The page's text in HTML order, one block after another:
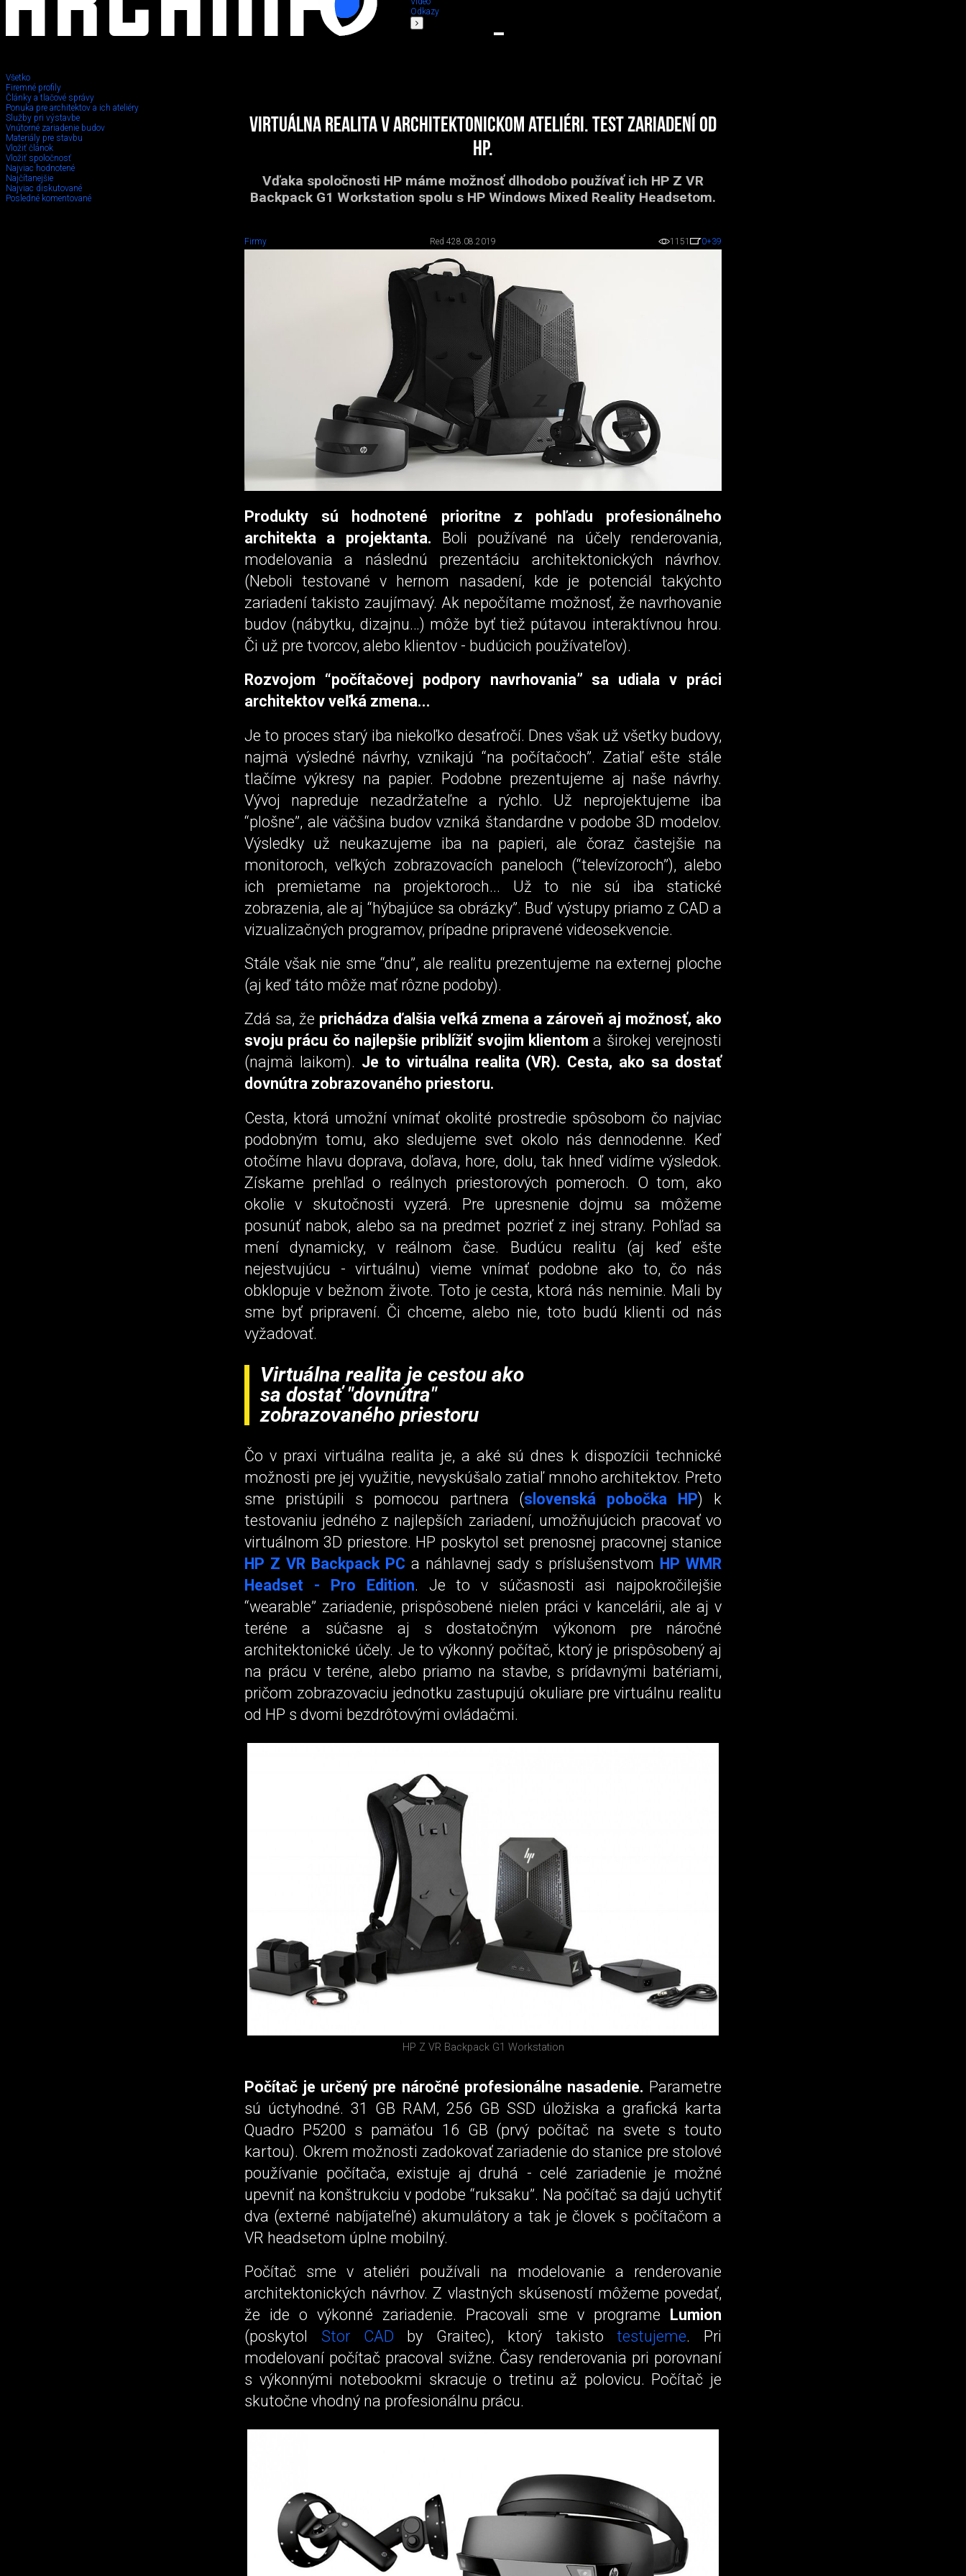
Odkazy
Všetko
Firemné profily
Články a tlačové správy
Ponuka pre architektov a ich ateliéry
Služby pri výstavbe
Vnútorné zariadenie budov
Materiály pre stavbu
Vložiť článok
Vložiť spoločnosť
Najviac hodnotené
Najčítanejšie
Najviac diskutované
Posledné komentované
Virtuálna realita v architektonickom ateliéri. Test zariadení od
HP.
Vďaka spoločnosti HP máme možnosť dlhodobo používať ich HP Z VR
Backpack G1 Workstation spolu s HP Windows Mixed Reality Headsetom.
Firmy Red 428.08.2019 1151 0+39
Produkty sú hodnotené prioritne z pohľadu profesionálneho
architekta a projektanta. Boli používané na účely renderovania,
modelovania a následnú prezentáciu architektonických návrhov.
(Neboli testované v hernom nasadení, kde je potenciál takýchto
zariadení takisto zaujímavý. Ak nepočítame možnosť, že navrhovanie
budov (nábytku, dizajnu…) môže byť tiež pútavou interaktívnou hrou.
Či už pre tvorcov, alebo klientov - budúcich používateľov).
Rozvojom “počítačovej podpory navrhovania” sa udiala v práci
architektov veľká zmena...
Je to proces starý iba niekoľko desaťročí. Dnes však už všetky budovy,
najmä výsledné návrhy, vznikajú “na počítačoch”. Zatiaľ ešte stále
tlačíme výkresy na papier. Podobne prezentujeme aj naše návrhy.
Vývoj napreduje nezadržateľne a rýchlo. Už neprojektujeme iba
“plošne”, ale väčšina budov vzniká štandardne v podobe 3D modelov.
Výsledky už neukazujeme iba na papieri, ale čoraz častejšie na
monitoroch, veľkých zobrazovacích paneloch (“televízoroch”), alebo
ich premietame na projektoroch... Už to nie sú iba statické
zobrazenia, ale aj “hýbajúce sa obrázky”. Buď výstupy priamo z CAD a
vizualizačných programov, prípadne pripravené videosekvencie.
Stále však nie sme “dnu”, ale realitu prezentujeme na externej ploche
(aj keď táto môže mať rôzne podoby).
Zdá sa, že prichádza ďalšia veľká zmena a zároveň aj možnosť, ako
svoju prácu čo najlepšie priblížiť svojim klientom a širokej verejnosti
(najmä laikom). Je to virtuálna realita (VR). Cesta, ako sa dostať
dovnútra zobrazovaného priestoru.
Cesta, ktorá umožní vnímať okolité prostredie spôsobom čo najviac
podobným tomu, ako sledujeme svet okolo nás dennodenne. Keď
otočíme hlavu doprava, doľava, hore, dolu, tak hneď vidíme výsledok.
Získame prehľad o reálnych priestorových pomeroch. O tom, ako
okolie v skutočnosti vyzerá. Pre upresnenie dojmu sa môžeme
posunúť nabok, alebo sa na predmet pozrieť z inej strany. Pohľad sa
mení dynamicky, v reálnom čase. Budúcu realitu (aj keď ešte
nejestvujúcu - virtuálnu) vieme vnímať podobne ako to, čo nás
obklopuje v bežnom živote. Toto je cesta, ktorá nás neminie. Mali by
sme byť pripravení. Či chceme, alebo nie, toto budú klienti od nás
vyžadovať.
Virtuálna realita je cestou ako
sa dostať "dovnútra"
zobrazovaného priestoru
Čo v praxi virtuálna realita je, a aké sú dnes k dispozícii technické
možnosti pre jej využitie, nevyskúšalo zatiaľ mnoho architektov. Preto
sme pristúpili s pomocou partnera (slovenská pobočka HP) k
testovaniu jedného z najlepších zariadení, umožňujúcich pracovať vo
virtuálnom 3D priestore. HP poskytol set prenosnej pracovnej stanice
HP Z VR Backpack PC a náhlavnej sady s príslušenstvom HP WMR
Headset - Pro Edition. Je to v súčasnosti asi najpokročilejšie
“wearable” zariadenie, prispôsobené nielen práci v kancelárii, ale aj v
teréne a súčasne aj s dostatočným výkonom pre náročné
architektonické účely. Je to výkonný počítač, ktorý je prispôsobený aj
na prácu v teréne, alebo priamo na stavbe, s prídavnými batériami,
pričom zobrazovaciu jednotku zastupujú okuliare pre virtuálnu realitu
od HP s dvomi bezdrôtovými ovládačmi.
HP Z VR Backpack G1 Workstation
Počítač je určený pre náročné profesionálne nasadenie. Parametre
sú úctyhodné. 31 GB RAM, 256 GB SSD úložiska a grafická karta
Quadro P5200 s pamäťou 16 GB (prvý počítač na svete s touto
kartou). Okrem možnosti zadokovať zariadenie do stanice pre stolové
používanie počítača, existuje aj druhá - celé zariadenie je možné
upevniť na konštrukciu v podobe “ruksaku”. Na počítač sa dajú uchytiť
dva (externé nabíjateľné) akumulátory a tak je človek s počítačom a
VR headsetom úplne mobilný.
Počítač sme v ateliéri používali na modelovanie a renderovanie
architektonických návrhov. Z vlastných skúseností môžeme povedať,
že ide o výkonné zariadenie. Pracovali sme v programe Lumion
(poskytol Stor CAD by Graitec), ktorý takistotestujeme. Pri
modelovaní počítač pracoval svižne. Časy renderovania pri porovnaní
s výkonnými notebookmi skracuje o tretinu až polovicu. Počítač je
skutočne vhodný na profesionálnu prácu.